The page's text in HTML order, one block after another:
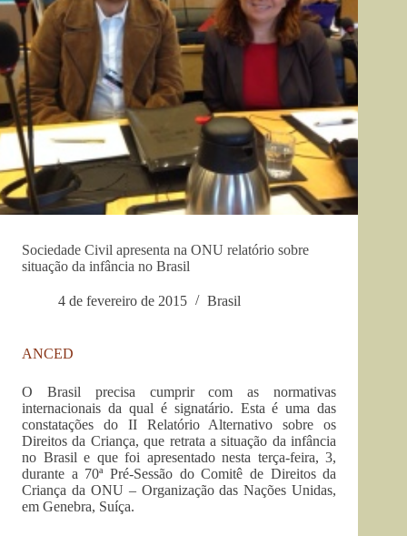
Sociedade Civil apresenta na ONU relatório sobre
situação da infância no Brasil
4 de fevereiro de 2015 Brasil
ANCED
O Brasil precisa cumprir com as normativas
internacionais da qual é signatário. Esta é uma das
constatações do II Relatório Alternativo sobre os
Direitos da Criança, que retrata a situação da infância
no Brasil e que foi apresentado nesta terça-feira, 3,
durante a 70ª Pré-Sessão do Comitê de Direitos da
Criança da ONU – Organização das Nações Unidas,
em Genebra, Suíça.